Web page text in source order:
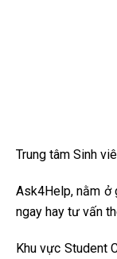
Trung tâm Sinh
Ask4Help, nằm ở
ngay hay tư vấn
Khu vực Student